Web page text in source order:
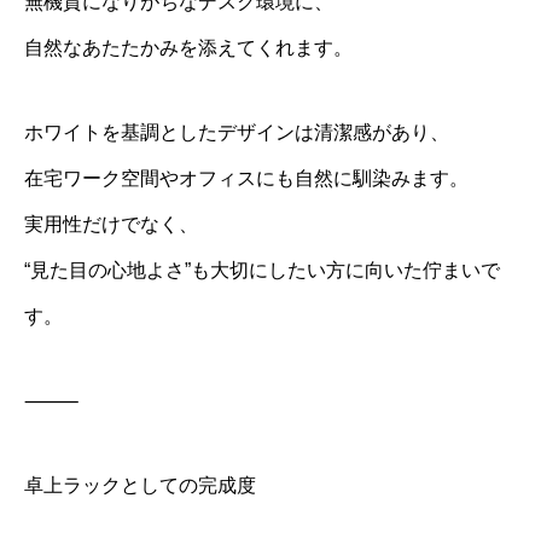
自然なあたたかみを添えてくれます。
ホワイトを基調としたデザインは清潔感があり、
在宅ワーク空間やオフィスにも自然に馴染みます。
実用性だけでなく、
“見た目の心地よさ”も大切にしたい方に向いた佇まいで
す。
⸻
卓上ラックとしての完成度